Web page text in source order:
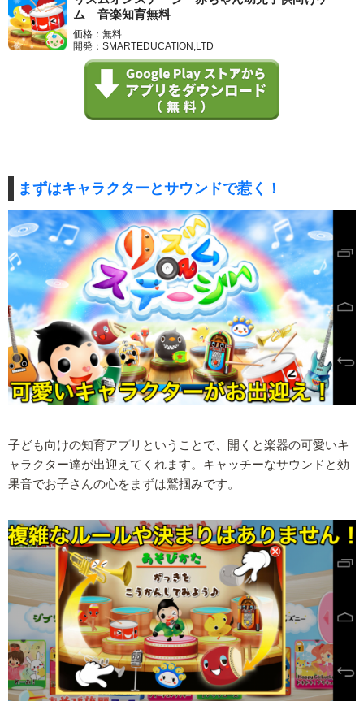
ム 音楽知育無料
価格：無料
開発：SMARTEDUCATION,LTD
まずはキャラクターとサウンドで惹く！
子ども向けの知育アプリということで、開くと楽器の可愛いキ
ャラクター達が出迎えてくれます。キャッチーなサウンドと効
果音でお子さんの心をまずは鷲掴みです。